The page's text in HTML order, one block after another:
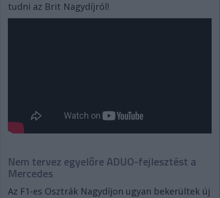
tudni az Brit Nagydíjról!
Nem tervez egyelőre ADUO-fejlesztést a
Mercedes
Az F1-es Osztrák Nagydíjon ugyan bekerültek új